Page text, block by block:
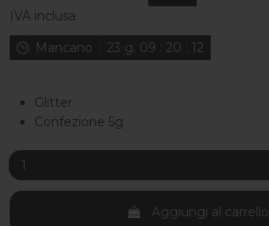
IVA inclusa
Mancano
23 g. 09 : 20 : 11
Glitter
Confezione 5g
Aggiungi al carrello